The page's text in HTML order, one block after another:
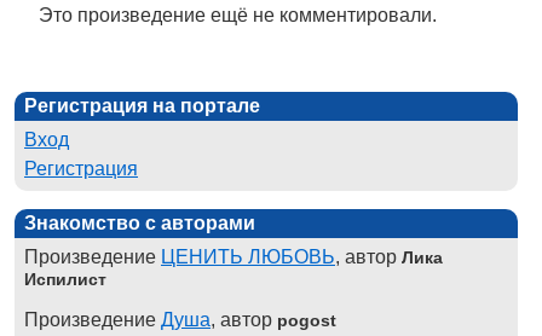
Это произведение ещё не комментировали.
Регистрация на портале
Вход
Регистрация
Знакомство с авторами
Произведение ЦЕНИТЬ ЛЮБОВЬ, автор Лика
Испилист
Произведение Душа, автор pogost